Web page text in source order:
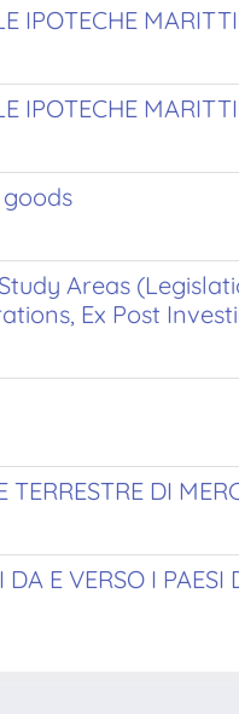
IPOTECHE
IPOTECHE
Areas
Ex Post
DI
E VERSO I PAESI